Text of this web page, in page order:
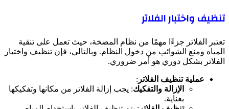
تنظيف واختبار الفلاتر
تعتبر الفلاتر جزءًا مهمًا من نظام المضخة، حيث تعمل على تنقية
المياه ومنع الشوائب من دخول النظام. وبالتالي، فإن تنظيف واختبار
الفلاتر بشكل دوري هو أمر ضروري.
عملية تنظيف الفلاتر :
الإزالة والتفكيك: يجب إزالة الفلاتر من مكانها وتفكيكها
بعناية.